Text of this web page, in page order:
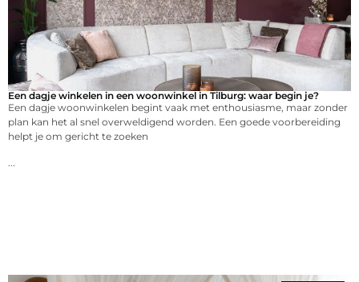
Een dagje winkelen in een woonwinkel in Tilburg: waar begin je?
Een dagje woonwinkelen begint vaak met enthousiasme, maar zonder
plan kan het al snel overweldigend worden. Een goede voorbereiding
helpt je om gericht te zoeken